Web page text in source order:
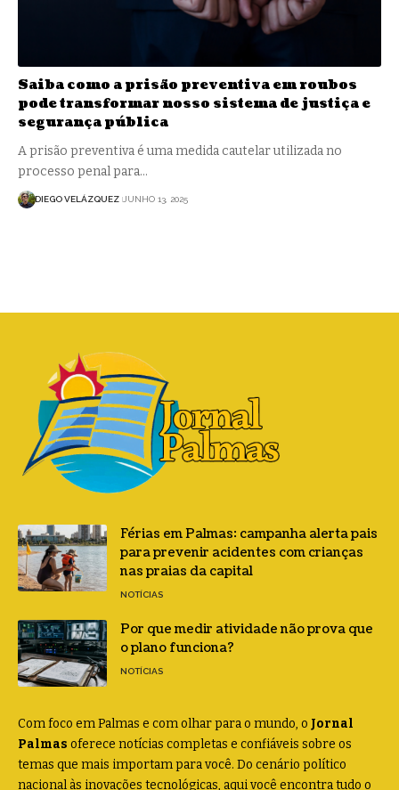
Saiba como a prisão preventiva em roubos
pode transformar nosso sistema de justiça e
segurança pública
A prisão preventiva é uma medida cautelar utilizada no
processo penal para…
DIEGO VELÁZQUEZ JUNHO 13, 2025
Férias em Palmas: campanha alerta pais
para prevenir acidentes com crianças
nas praias da capital
NOTÍCIAS
Por que medir atividade não prova que
o plano funciona?
NOTÍCIAS
Com foco em Palmas e com olhar para o mundo, o Jornal
Palmas oferece notícias completas e confiáveis sobre os
temas que mais importam para você. Do cenário político
nacional às inovações tecnológicas, aqui você encontra tudo o